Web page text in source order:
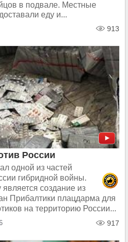
в подвале. Местные
еду и...
913
России
одной из частей
гибридной войны.
создание из
Прибалтики плацдарма для
на территорию России...
917